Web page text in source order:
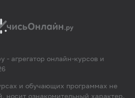
- агрегатор онлайн-курсов и
и обучающих программах не
носит ознакомительный характер.